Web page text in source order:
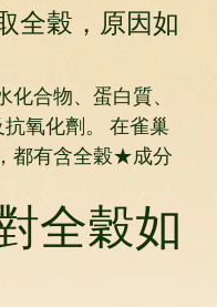
全穀，原因如
合物、蛋白質、
氧化劑。 在雀巢
都有含全穀★成分
全穀如